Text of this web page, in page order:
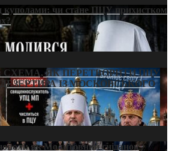
куполами: чи стане ПЦУ прихистком
СХЕМА, ЯК ПЕРЕТВОРИТИ ПЦУ
ІЗ МОСКОВСЬКОГО
як Молитовний сніданок